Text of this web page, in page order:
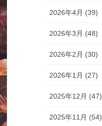
2026年4月 (39)
2026年3月 (48)
2026年2月 (30)
2026年1月 (27)
2025年12月 (47)
2025年11月 (54)